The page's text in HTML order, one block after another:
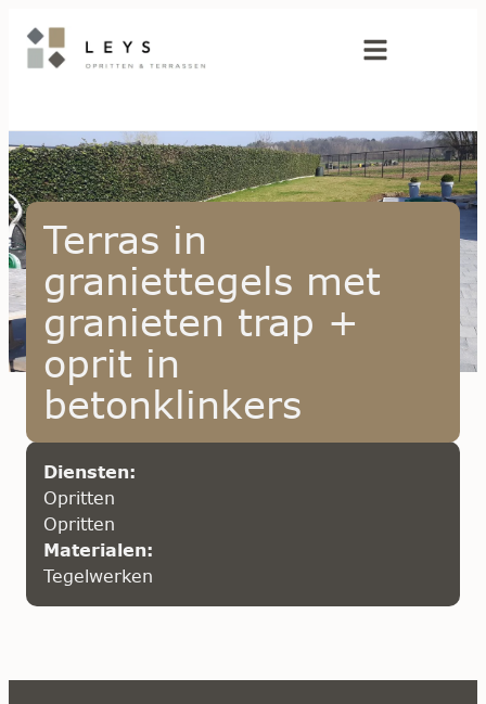
Terras in
graniettegels met
granieten trap +
oprit in
betonklinkers
Diensten:
Opritten
Opritten
Materialen:
Tegelwerken